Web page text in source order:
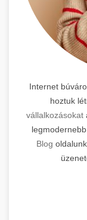
Internet
hoztuk
vállalkozásokat
Blog